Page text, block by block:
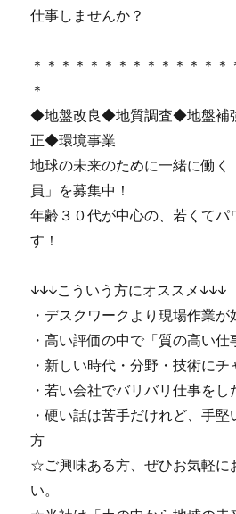
仕事しませんか？
＊＊＊＊＊＊＊＊＊＊＊＊＊＊
＊
◆地盤改良◆地質調査◆地盤補
正◆環境事業
地球の未来のために一緒に働く
員」を募集中！
年齢３０代が中心の、若くてパ
す！
↓↓↓こういう方にオススメ↓↓↓
・デスクワークより現場作業
・高い評価の中で「質の高い
・新しい時代・分野・技術に
・若い会社でバリバリ仕事を
・硬い話は苦手だけれど、手堅
方
☆ご興味ある方、ぜひお気軽に
い。